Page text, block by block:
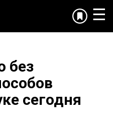
☰
без
сегодня